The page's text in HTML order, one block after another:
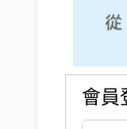
會員